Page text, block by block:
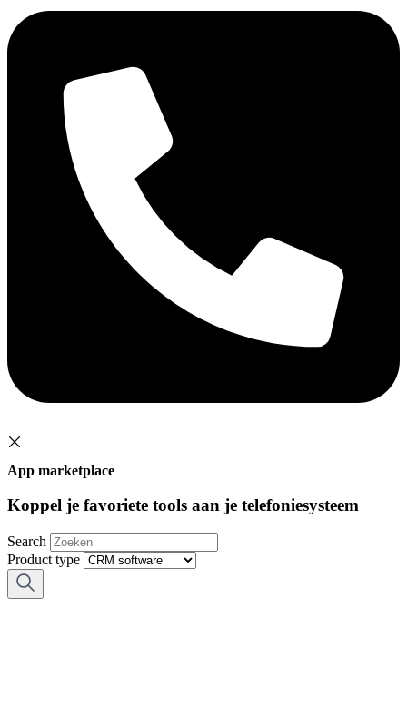
App marketplace
Koppel je favoriete tools aan je telefoniesysteem
Search
Product type